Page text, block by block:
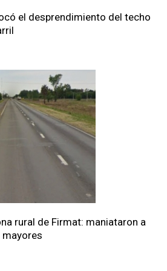
el desprendimiento del techo
rural de Firmat: maniataron a
mayores